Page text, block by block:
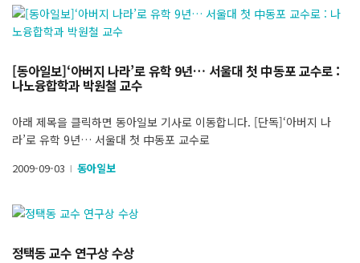
[동아일보]‘아버지 나라’로 유학 9년… 서울대 첫 中동포 교수로 :
나노융합학과 박원철 교수
아래 제목을 클릭하면 동아일보 기사로 이동합니다. [단독]‘아버지 나
라’로 유학 9년… 서울대 첫 中동포 교수로
2009-09-03 l 동아일보
정택동 교수 연구상 수상